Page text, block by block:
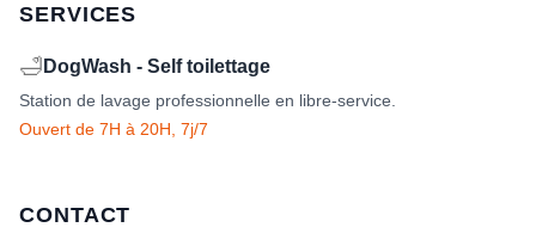
SERVICES
🛁 DogWash - Self toilettage
Station de lavage professionnelle en libre-service.
Ouvert de 7H à 20H, 7j/7
CONTACT